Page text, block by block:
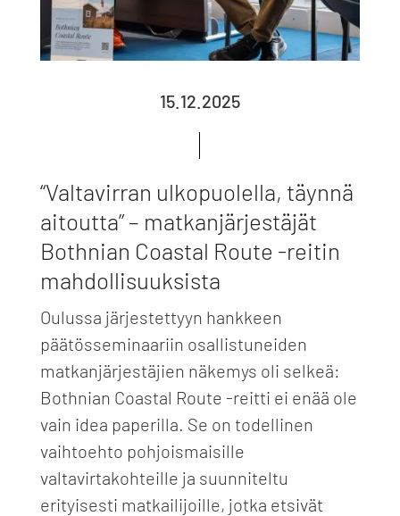
15.12.2025
“Valtavirran ulkopuolella, täynnä
aitoutta” – matkanjärjestäjät
Bothnian Coastal Route -reitin
mahdollisuuksista
Oulussa järjestettyyn hankkeen
päätösseminaariin osallistuneiden
matkanjärjestäjien näkemys oli selkeä:
Bothnian Coastal Route -reitti ei enää ole
vain idea paperilla. Se on todellinen
vaihtoehto pohjoismaisille
valtavirtakohteille ja suunniteltu
erityisesti matkailijoille, jotka etsivät